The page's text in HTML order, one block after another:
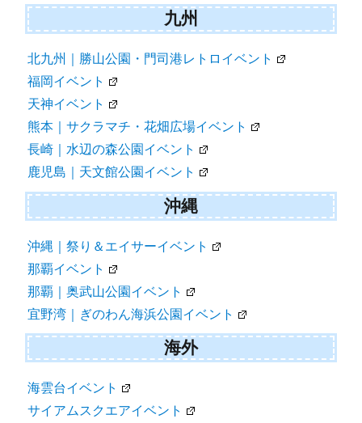
九州
北九州｜勝山公園・門司港レトロイベント
福岡イベント
天神イベント
熊本｜サクラマチ・花畑広場イベント
長崎｜水辺の森公園イベント
鹿児島｜天文館公園イベント
沖縄
沖縄｜祭り＆エイサーイベント
那覇イベント
那覇｜奥武山公園イベント
宜野湾｜ぎのわん海浜公園イベント
海外
海雲台イベント
サイアムスクエアイベント